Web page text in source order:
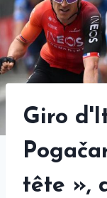
Giro
tête »,